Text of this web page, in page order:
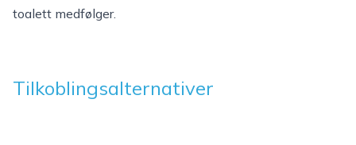
toalett medfølger.
Tilkoblingsalternativer